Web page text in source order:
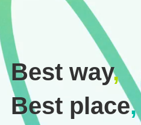
Best way,
Best place,